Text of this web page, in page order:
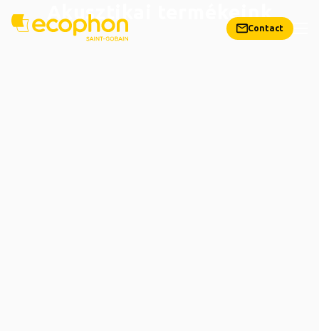
Contact
Akusztikai termékeink